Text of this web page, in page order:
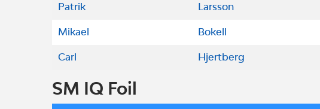
Patrik Larsson
Mikael Bokell
Carl Hjertberg
SM IQ Foil